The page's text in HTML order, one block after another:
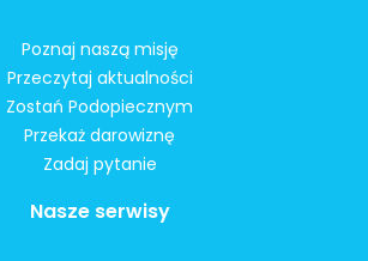
Poznaj naszą misję
Przeczytaj aktualności
Zostań Podopiecznym
Przekaż darowiznę
Zadaj pytanie
Nasze serwisy